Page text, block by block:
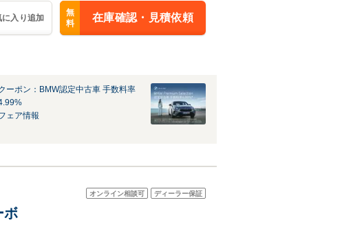
に入り追加
無
料
在庫確認・見積依頼
ーポン：BMW認定中古車 手数料率
ェア情報
オンライン相談可 ディーラー保証
ボ